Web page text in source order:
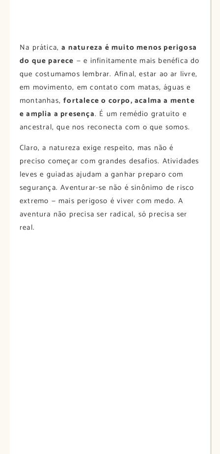
Na prática,a natureza é muito menos perigosa
do que parece — e infinitamente mais benéfica do
que costumamos lembrar. Afinal, estar ao ar livre,
em movimento, em contato com matas, águas e
montanhas,fortalece o corpo, acalma a mente
e amplia a presença. É um remédio gratuito e
ancestral, que nos reconecta com o que somos.
Claro, a natureza exige respeito, mas não é
preciso começar com grandes desafios. Atividades
leves e guiadas ajudam a ganhar preparo com
segurança. Aventurar-se não é sinônimo de risco
extremo — mais perigoso é viver com medo. A
aventura não precisa ser radical, só precisa ser
real.